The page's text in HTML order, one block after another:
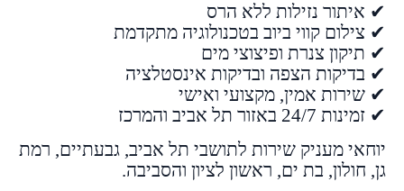
✔ איתור נזילות ללא הרס
✔ צילום קווי ביוב בטכנולוגיה מתקדמת
✔ תיקון צנרת ופיצוצי מים
✔ בדיקות הצפה ובדיקות אינסטלציה
✔ שירות אמין, מקצועי ואישי
✔ זמינות 24/7 באזור תל אביב והמרכז
יוחאי מעניק שירות לתושבי תל אביב, גבעתיים, רמת
גן, חולון, בת ים, ראשון לציון והסביבה.